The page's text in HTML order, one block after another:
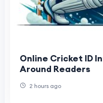
Online Cricket ID
Around Readers
2 hours ago